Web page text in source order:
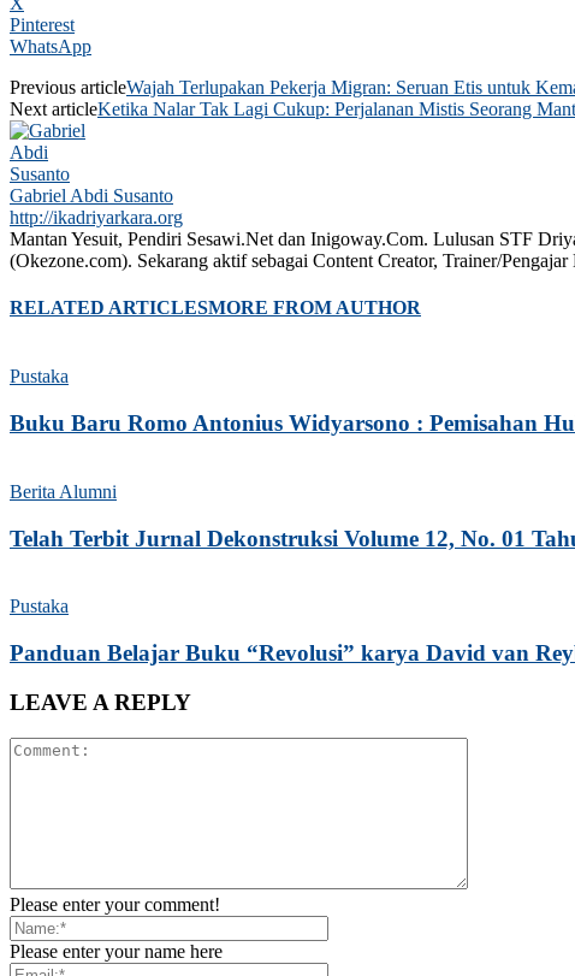
Pinterest
WhatsApp
Previous articleWajah Terlupakan Pekerja Migran: Seruan Etis untuk
Next articleKetika Nalar Tak Lagi Cukup: Perjalanan Mistis Seorang
Gabriel Abdi Susanto
http://ikadriyarkara.org
Mantan Yesuit, Pendiri Sesawi.Net dan Inigoway.Com. Lulusan STF
(Okezone.com). Sekarang aktif sebagai Content Creator, Trainer/
RELATED ARTICLESMORE FROM AUTHOR
Pustaka
Buku Baru Romo Antonius Widyarsono : Pemisahan
Berita Alumni
Telah Terbit Jurnal Dekonstruksi Volume 12, No. 01
Pustaka
Panduan Belajar Buku “Revolusi” karya David van
LEAVE A REPLY
Please enter your comment!
Please enter your name here